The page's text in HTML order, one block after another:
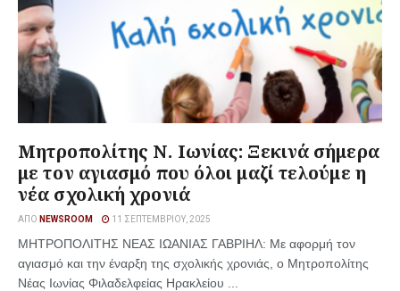
Μητροπολίτης Ν. Ιωνίας: Ξεκινά σήμερα
με τον αγιασμό που όλοι μαζί τελούμε η
νέα σχολική χρονιά
ΑΠΌ NEWSROOM 11 ΣΕΠΤΕΜΒΡΊΟΥ, 2025
ΜΗΤΡΟΠΟΛΙΤΗΣ ΝΕΑΣ ΙΩΑΝΙΑΣ ΓΑΒΡΙΗΛ: Με αφορμή τον
αγιασμό και την έναρξη της σχολικής χρονιάς, ο Μητροπολίτης
Νέας Ιωνίας Φιλαδελφείας Ηρακλείου ...